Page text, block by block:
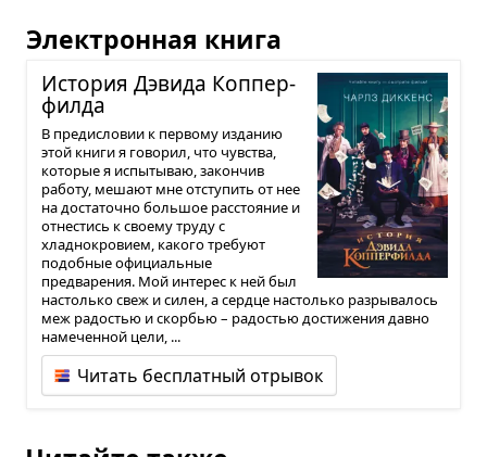
Электронная книга
Исто­рия Дэвида Коп­пер­
филда
В предисловии к первому изданию
этой книги я говорил, что чувства,
которые я испытываю, закончив
работу, мешают мне отступить от нее
на достаточно большое расстояние и
отнестись к своему труду с
хладнокровием, какого требуют
подобные официальные
предварения. Мой интерес к ней был
настолько свеж и силен, а сердце настолько разрывалось
меж радостью и скорбью – радостью достижения давно
намеченной цели, ...
Читать бесплатный отрывок